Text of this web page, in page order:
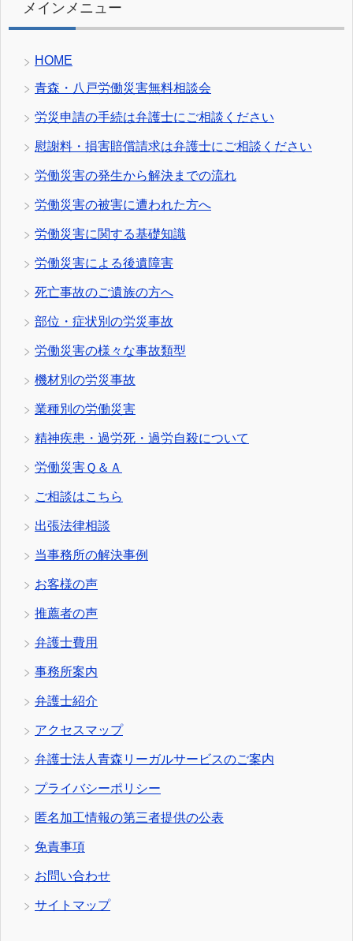
メインメニュー
HOME
青森・八戸労働災害無料相談会
労災申請の手続は弁護士にご相談ください
慰謝料・損害賠償請求は弁護士にご相談ください
労働災害の発生から解決までの流れ
労働災害の被害に遭われた方へ
労働災害に関する基礎知識
労働災害による後遺障害
死亡事故のご遺族の方へ
部位・症状別の労災事故
労働災害の様々な事故類型
機材別の労災事故
業種別の労働災害
精神疾患・過労死・過労自殺について
労働災害Ｑ＆Ａ
ご相談はこちら
出張法律相談
当事務所の解決事例
お客様の声
推薦者の声
弁護士費用
事務所案内
弁護士紹介
アクセスマップ
弁護士法人青森リーガルサービスのご案内
プライバシーポリシー
匿名加工情報の第三者提供の公表
免責事項
お問い合わせ
サイトマップ